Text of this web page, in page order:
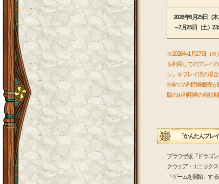
2026年6月25日（
～7月25日（土）
※2026年1月27日（火
を利用してのプレイ
ン』をプレイ済の場
※全ての利用券販売が
版のみ利用券の有効
「かんたんプレ
ブラウザ版『ドラゴ
クウェア・エニック
「ゲームを開始」す